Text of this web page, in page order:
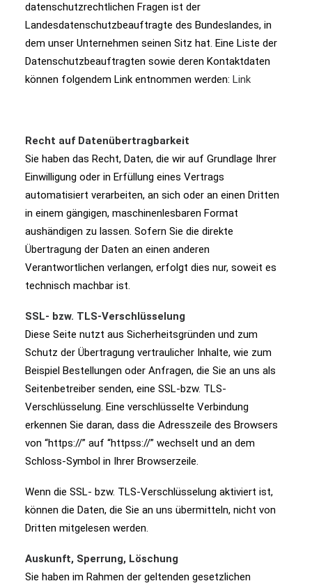
datenschutzrechtlichen Fragen ist der
Landesdatenschutzbeauftragte des Bundeslandes, in
dem unser Unternehmen seinen Sitz hat. Eine Liste der
Datenschutzbeauftragten sowie deren Kontaktdaten
können folgendem Link entnommen werden: Link
Recht auf Datenübertragbarkeit
Sie haben das Recht, Daten, die wir auf Grundlage Ihrer
Einwilligung oder in Erfüllung eines Vertrags
automatisiert verarbeiten, an sich oder an einen Dritten
in einem gängigen, maschinenlesbaren Format
aushändigen zu lassen. Sofern Sie die direkte
Übertragung der Daten an einen anderen
Verantwortlichen verlangen, erfolgt dies nur, soweit es
technisch machbar ist.
SSL- bzw. TLS-Verschlüsselung
Diese Seite nutzt aus Sicherheitsgründen und zum
Schutz der Übertragung vertraulicher Inhalte, wie zum
Beispiel Bestellungen oder Anfragen, die Sie an uns als
Seitenbetreiber senden, eine SSL-bzw. TLS-
Verschlüsselung. Eine verschlüsselte Verbindung
erkennen Sie daran, dass die Adresszeile des Browsers
von “https://” auf “httpss://” wechselt und an dem
Schloss-Symbol in Ihrer Browserzeile.
Wenn die SSL- bzw. TLS-Verschlüsselung aktiviert ist,
können die Daten, die Sie an uns übermitteln, nicht von
Dritten mitgelesen werden.
Auskunft, Sperrung, Löschung
Sie haben im Rahmen der geltenden gesetzlichen